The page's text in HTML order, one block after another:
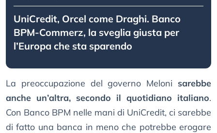
UniCredit, Orcel come Draghi. Banco
BPM-Commerz, la sveglia giusta per
l’Europa che sta sparendo
La preoccupazione del governo Meloni sarebbe
anche un’altra, secondo il quotidiano italiano.
Con Banco BPM nelle mani di UniCredit, ci sarebbe
di fatto una banca in meno che potrebbe erogare